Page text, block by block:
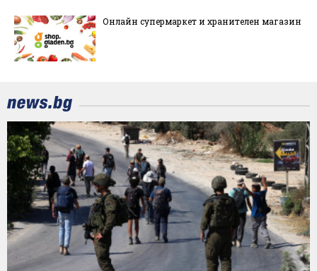
Онлайн супермаркет и хранителен магазин